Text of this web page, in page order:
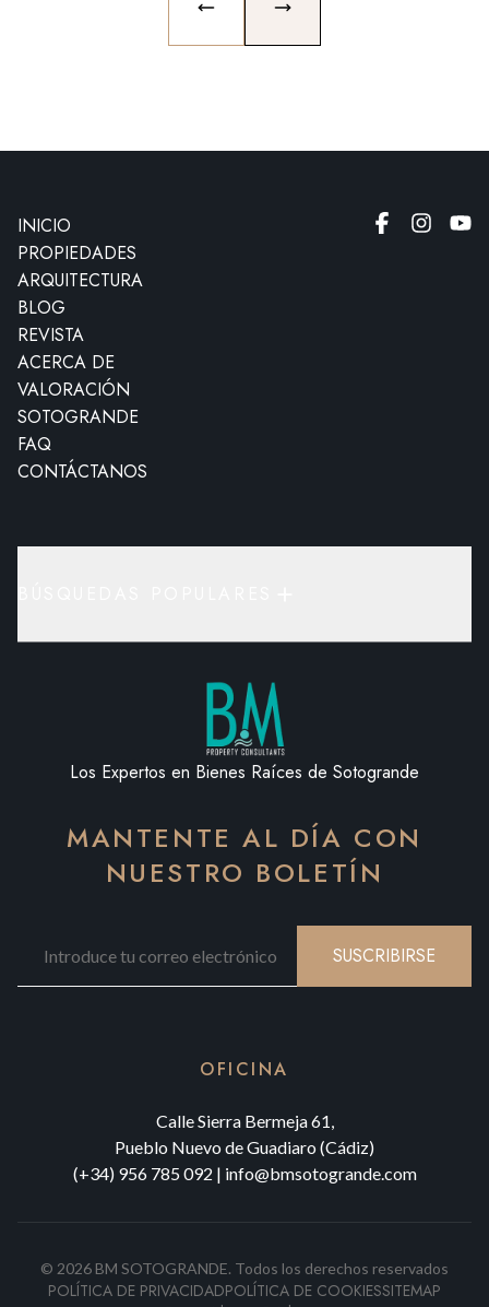
PREVIOUS SLIDENEXT SLIDE
INICIO
PROPIEDADES
ARQUITECTURA
BLOG
REVISTA
ACERCA DE
VALORACIÓN
SOTOGRANDE
FAQ
CONTÁCTANOS
Los Expertos en Bienes Raíces de Sotogrande
MANTENTE AL DÍA CON
NUESTRO BOLETÍN
SUSCRIBIRSE
OFICINA
Calle Sierra Bermeja 61,
Pueblo Nuevo de Guadiaro (Cádiz)
(+34) 956 785 092 | info@bmsotogrande.com
© 2026 BM SOTOGRANDE. Todos los derechos reservados
POLÍTICA DE PRIVACIDADPOLÍTICA DE COOKIESSITEMAP